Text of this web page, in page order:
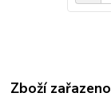
Zboží